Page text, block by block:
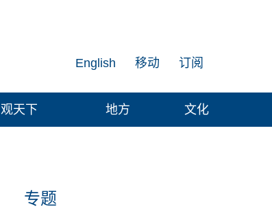
订阅
移动
English
观天下 地方 文化
专题